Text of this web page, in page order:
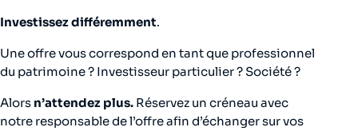
Investissez différemment.
Une offre vous correspond en tant que professionnel
du patrimoine ? Investisseur particulier ? Société ?
Alors n’attendez plus. Réservez un créneau avec
notre responsable de l’offre afin d’échanger sur vos